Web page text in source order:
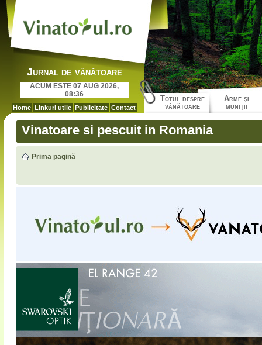
Jurnal de vânătoare
ACUM ESTE 07 AUG 2026,
08:36
Home Linkuri utile Publicitate Contact
Totul despre
vânătoare
Arme şi
muniţii
Vinatoare si pescuit in Romania
Prima pagină